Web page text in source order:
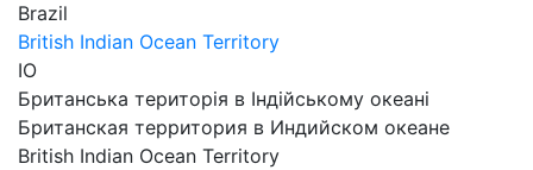
Brazil
British Indian Ocean Territory
ІО
Британська територія в Індійському океані
Британская территория в Индийском океане
British Indian Ocean Territory